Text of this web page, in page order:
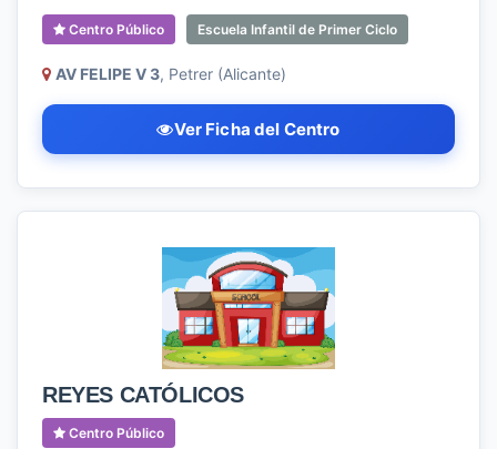
Centro Público Escuela Infantil de Primer Ciclo
AV FELIPE V 3, Petrer (Alicante)
Ver Ficha del Centro
REYES CATÓLICOS
Centro Público